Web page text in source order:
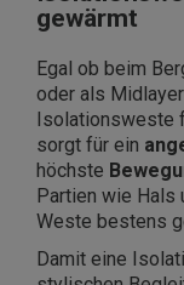
gewärmt
Egal ob beim
oder als
Isolationsweste
sorgt für ein
höchste
Partien wie Hals
Weste bestens
Damit eine